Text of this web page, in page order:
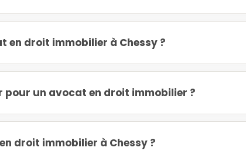
en droit immobilier à Chessy ?
pour un avocat en droit immobilier ?
droit immobilier à Chessy ?